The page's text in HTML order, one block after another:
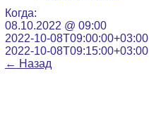
Когда:
08.10.2022 @ 09:00
2022-10-08T09:00:00+03:00
2022-10-08T09:15:00+03:00
← Назад